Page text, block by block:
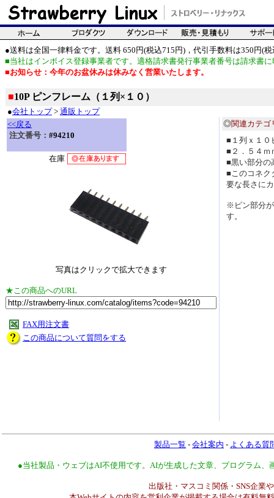
●送料は全国一律料金です。送料 650円(税込715円)，代引手数料は350円(税
■当社はインボイス登録事業者です。適格請求書発行事業者番号は請求書
■お知らせ：今年のお盆休みは休みなく営業いたします。
■10P ピンフレーム（１列×１０）
●会社トップ> 通販トップ
<<戻る
注文番号： #94210
在庫
写真はクリックで拡大できます
★この商品へのURL
FAX用注文書
この商品について質問をする
◎関連カテゴ
■１列ｘ１０
■２．５４ｍ
■黒い部分の
■このコネク
要な長さに
※ピン部分
す。
製品一覧 - 会社案内 - よくある質
●当社製品・ウェブはAI不使用です。AIが生成した文章、プログラム
出版社・マスコミ関係・SNS企業